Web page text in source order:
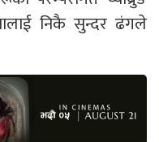
निकै सुन्दर ढंगले